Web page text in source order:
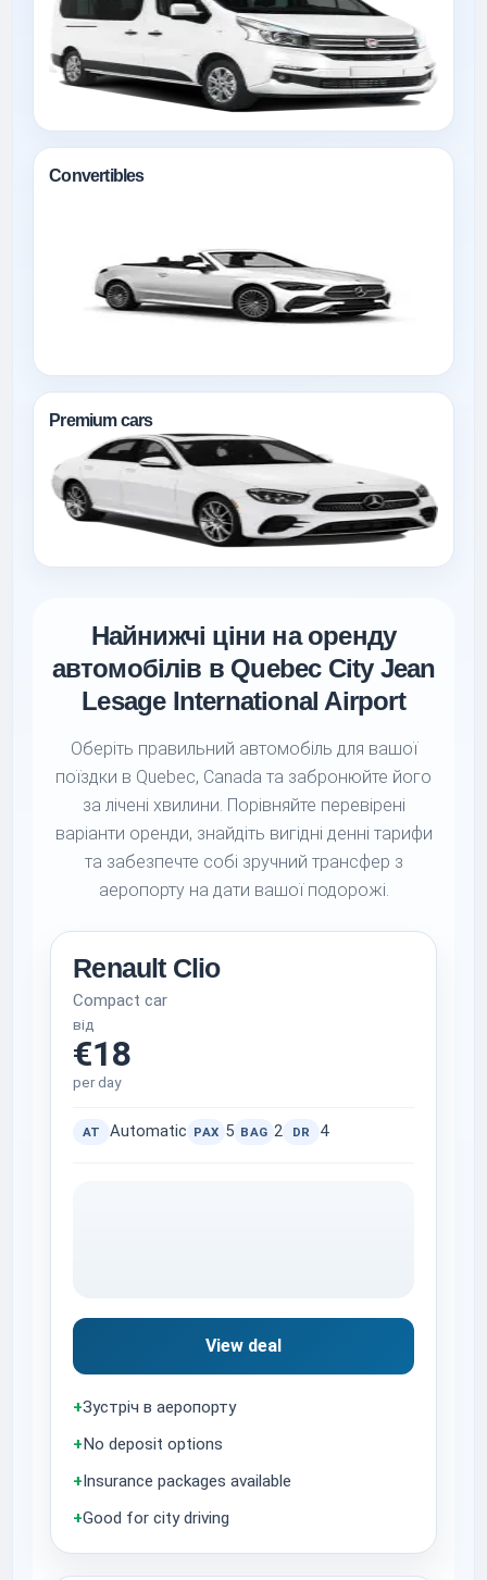
Convertibles
Premium cars
Найнижчі ціни на оренду
автомобілів в Quebec City Jean
Lesage International Airport
Оберіть правильний автомобіль для вашої
поїздки в Quebec, Canada та забронюйте його
за лічені хвилини. Порівняйте перевірені
варіанти оренди, знайдіть вигідні денні тарифи
та забезпечте собі зручний трансфер з
аеропорту на дати вашої подорожі.
Renault Clio
Compact car
від
€18
per day
AT Automatic PAX 5 BAG 2 DR 4
View deal
+Зустріч в аеропорту
+No deposit options
+Insurance packages available
+Good for city driving